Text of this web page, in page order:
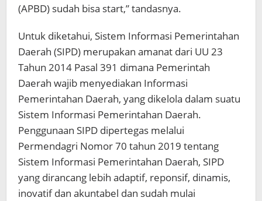
(APBD) sudah bisa start,” tandasnya.
Untuk diketahui, Sistem Informasi Pemerintahan
Daerah (SIPD) merupakan amanat dari UU 23
Tahun 2014 Pasal 391 dimana Pemerintah
Daerah wajib menyediakan Informasi
Pemerintahan Daerah, yang dikelola dalam suatu
Sistem Informasi Pemerintahan Daerah.
Penggunaan SIPD dipertegas melalui
Permendagri Nomor 70 tahun 2019 tentang
Sistem Informasi Pemerintahan Daerah, SIPD
yang dirancang lebih adaptif, reponsif, dinamis,
inovatif dan akuntabel dan sudah mulai